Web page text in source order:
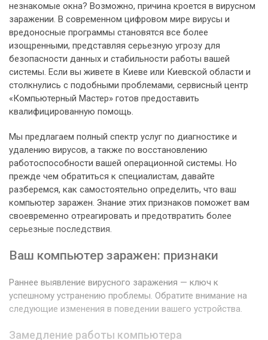
незнакомые окна? Возможно, причина кроется в вирусном
заражении. В современном цифровом мире вирусы и
вредоносные программы становятся все более
изощренными, представляя серьезную угрозу для
безопасности данных и стабильности работы вашей
системы. Если вы живете в Киеве или Киевской области и
столкнулись с подобными проблемами, сервисный центр
«Компьютерный Мастер» готов предоставить
квалифицированную помощь.
Мы предлагаем полный спектр услуг по диагностике и
удалению вирусов, а также по восстановлению
работоспособности вашей операционной системы. Но
прежде чем обратиться к специалистам, давайте
разберемся, как самостоятельно определить, что ваш
компьютер заражен. Знание этих признаков поможет вам
своевременно отреагировать и предотвратить более
серьезные последствия.
Ваш компьютер заражен: признаки
Раннее выявление вирусного заражения — ключ к
успешному устранению проблемы. Обратите внимание на
следующие изменения в поведении вашего устройства.
Замедление работы компьютера